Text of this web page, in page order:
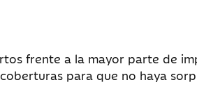
frente a la mayor parte de
para que no haya